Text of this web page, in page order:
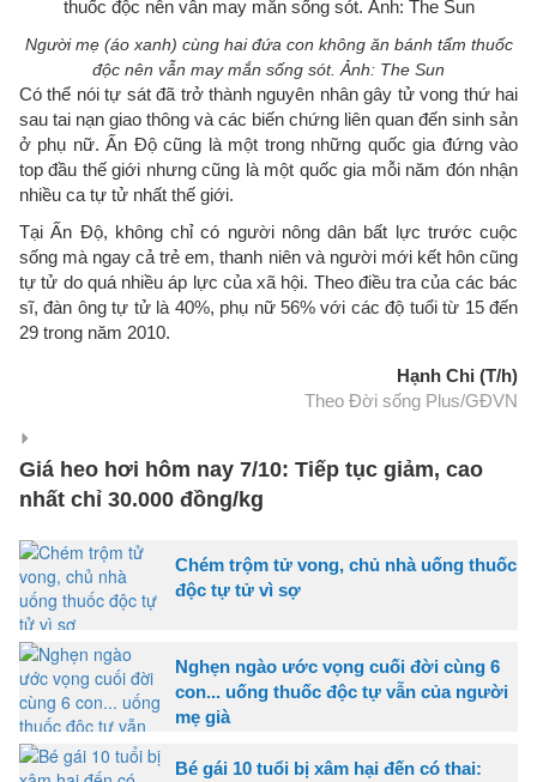
Người mẹ (áo xanh) cùng hai đứa con không ăn bánh tẩm thuốc
độc nên vẫn may mắn sống sót. Ảnh: The Sun
Có thể nói tự sát đã trở thành nguyên nhân gây tử vong thứ hai
sau tai nạn giao thông và các biến chứng liên quan đến sinh sản
ở phụ nữ. Ấn Độ cũng là một trong những quốc gia đứng vào
top đầu thế giới nhưng cũng là một quốc gia mỗi năm đón nhận
nhiều ca tự tử nhất thế giới.
Tại Ấn Độ, không chỉ có người nông dân bất lực trước cuộc
sống mà ngay cả trẻ em, thanh niên và người mới kết hôn cũng
tự tử do quá nhiều áp lực của xã hội. Theo điều tra của các bác
sĩ, đàn ông tự tử là 40%, phụ nữ 56% với các độ tuổi từ 15 đến
29 trong năm 2010.
Hạnh Chi (T/h)
Theo Đời sống Plus/GĐVN
Giá heo hơi hôm nay 7/10: Tiếp tục giảm, cao
nhất chỉ 30.000 đồng/kg
Chém trộm tử vong, chủ nhà uống thuốc
độc tự tử vì sợ
Nghẹn ngào ước vọng cuối đời cùng 6
con... uống thuốc độc tự vẫn của người
mẹ già
Bé gái 10 tuổi bị xâm hại đến có thai: